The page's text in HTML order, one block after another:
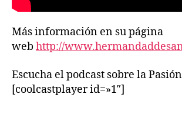
Más información en su página
web http://
Escucha el podcast sobre la
[coolcastplayer id=»1″]